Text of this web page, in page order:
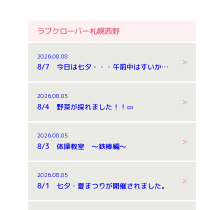
ラブクローバー札幌西野
2026.08.08
8/7 今日は七夕・・・午前中はすいか割りもしました。
2026.08.05
8/4 野菜が採れました！！🥒
2026.08.05
8/3 体操教室 ～鉄棒編～
2026.08.05
8/1 七夕・夏まつりが開催されました。